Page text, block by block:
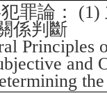
罪論：
係判斷
and